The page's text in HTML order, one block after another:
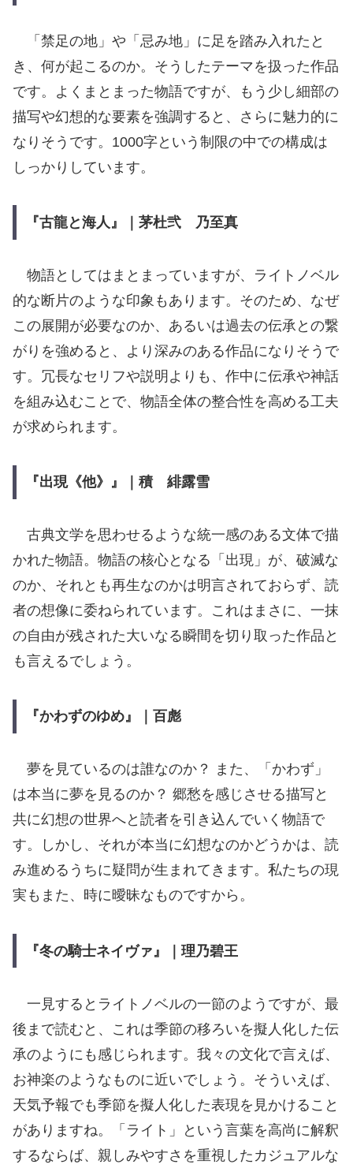
「禁足の地」や「忌み地」に足を踏み入れたと
き、何が起こるのか。そうしたテーマを扱った作品
です。よくまとまった物語ですが、もう少し細部の
描写や幻想的な要素を強調すると、さらに魅力的に
なりそうです。1000字という制限の中での構成は
しっかりしています。
『古龍と海人』｜茅杜弐 乃至真
物語としてはまとまっていますが、ライトノベル
的な断片のような印象もあります。そのため、なぜ
この展開が必要なのか、あるいは過去の伝承との繋
がりを強めると、より深みのある作品になりそうで
す。冗長なセリフや説明よりも、作中に伝承や神話
を組み込むことで、物語全体の整合性を高める工夫
が求められます。
『出現《他》』｜積 緋露雪
古典文学を思わせるような統一感のある文体で描
かれた物語。物語の核心となる「出現」が、破滅な
のか、それとも再生なのかは明言されておらず、読
者の想像に委ねられています。これはまさに、一抹
の自由が残された大いなる瞬間を切り取った作品と
も言えるでしょう。
『かわずのゆめ』｜百彪
夢を見ているのは誰なのか？ また、「かわず」
は本当に夢を見るのか？ 郷愁を感じさせる描写と
共に幻想の世界へと読者を引き込んでいく物語で
す。しかし、それが本当に幻想なのかどうかは、読
み進めるうちに疑問が生まれてきます。私たちの現
実もまた、時に曖昧なものですから。
『冬の騎士ネイヴァ』｜理乃碧王
一見するとライトノベルの一節のようですが、最
後まで読むと、これは季節の移ろいを擬人化した伝
承のようにも感じられます。我々の文化で言えば、
お神楽のようなものに近いでしょう。そういえば、
天気予報でも季節を擬人化した表現を見かけること
がありますね。「ライト」という言葉を高尚に解釈
するならば、親しみやすさを重視したカジュアルな